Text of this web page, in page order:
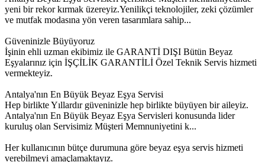
yeni bir rekor kırmak üzereyiz.Yenilikçi teknolojiler, zeki çözümler
ve mutfak modasına yön veren tasarımlara sahip...
Güveninizle Büyüyoruz
İşinin ehli uzman ekibimiz ile GARANTİ DIŞI Bütün Beyaz
Eşyalarınız için İŞÇİLİK GARANTİLİ Özel Teknik Servis hizmeti
vermekteyiz.
Antalya'nın En Büyük Beyaz Eşya Servisi
Hep birlikte Yıllardır güveninizle hep birlikte büyüyen bir aileyiz.
Antalya'nın En Büyük Beyaz Eşya Servisleri konusunda lider
kuruluş olan Servisimiz Müşteri Memnuniyetini k...
Her kullanıcının bütçe durumuna göre beyaz eşya servis hizmeti
verebilmeyi amaçlamaktayız.